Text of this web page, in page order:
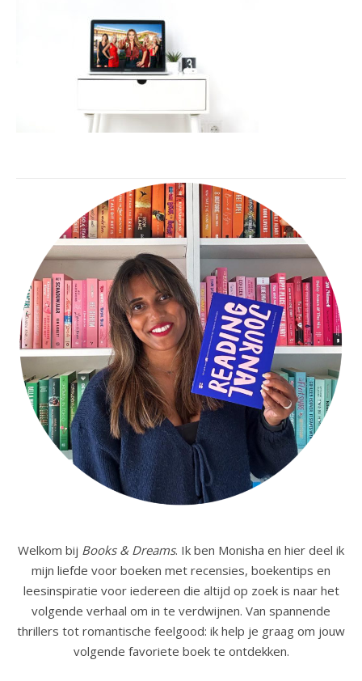
Welkom bij Books & Dreams. Ik ben Monisha en hier deel ik
mijn liefde voor boeken met recensies, boekentips en
leesinspiratie voor iedereen die altijd op zoek is naar het
volgende verhaal om in te verdwijnen. Van spannende
thrillers tot romantische feelgood: ik help je graag om jouw
volgende favoriete boek te ontdekken.